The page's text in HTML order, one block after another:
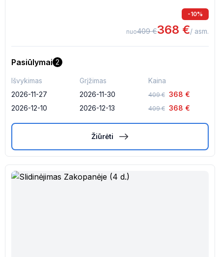
-10%
nuo409 €368 €/ asm.
Pasiūlymai 2
Išvykimas Grįžimas
Kaina
2026-11-27
2026-11-30 409 € 368 €
2026-12-10
2026-12-13 409 € 368 €
Žiūrėti